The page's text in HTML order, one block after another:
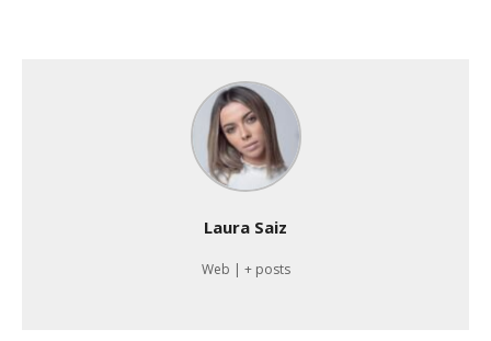
Laura Saiz
Web | + posts